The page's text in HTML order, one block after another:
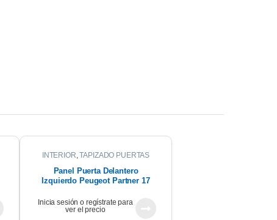
INTERIOR,TAPIZADO PUERTAS
Panel Puerta Delantero
Izquierdo Peugeot Partner 17
Inicia sesión o regístrate para
ver el precio